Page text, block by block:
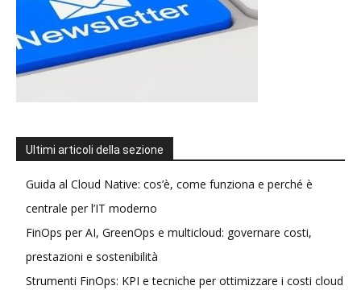
Ultimi articoli della sezione
Guida al Cloud Native: cos’è, come funziona e perché è
centrale per l’IT moderno
FinOps per AI, GreenOps e multicloud: governare costi,
prestazioni e sostenibilità
Strumenti FinOps: KPI e tecniche per ottimizzare i costi cloud